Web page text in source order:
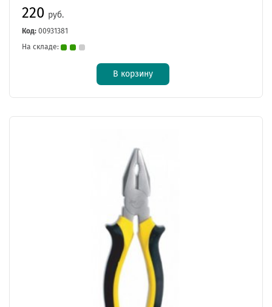
220 руб.
Код: 00931381
На складе:
В корзину